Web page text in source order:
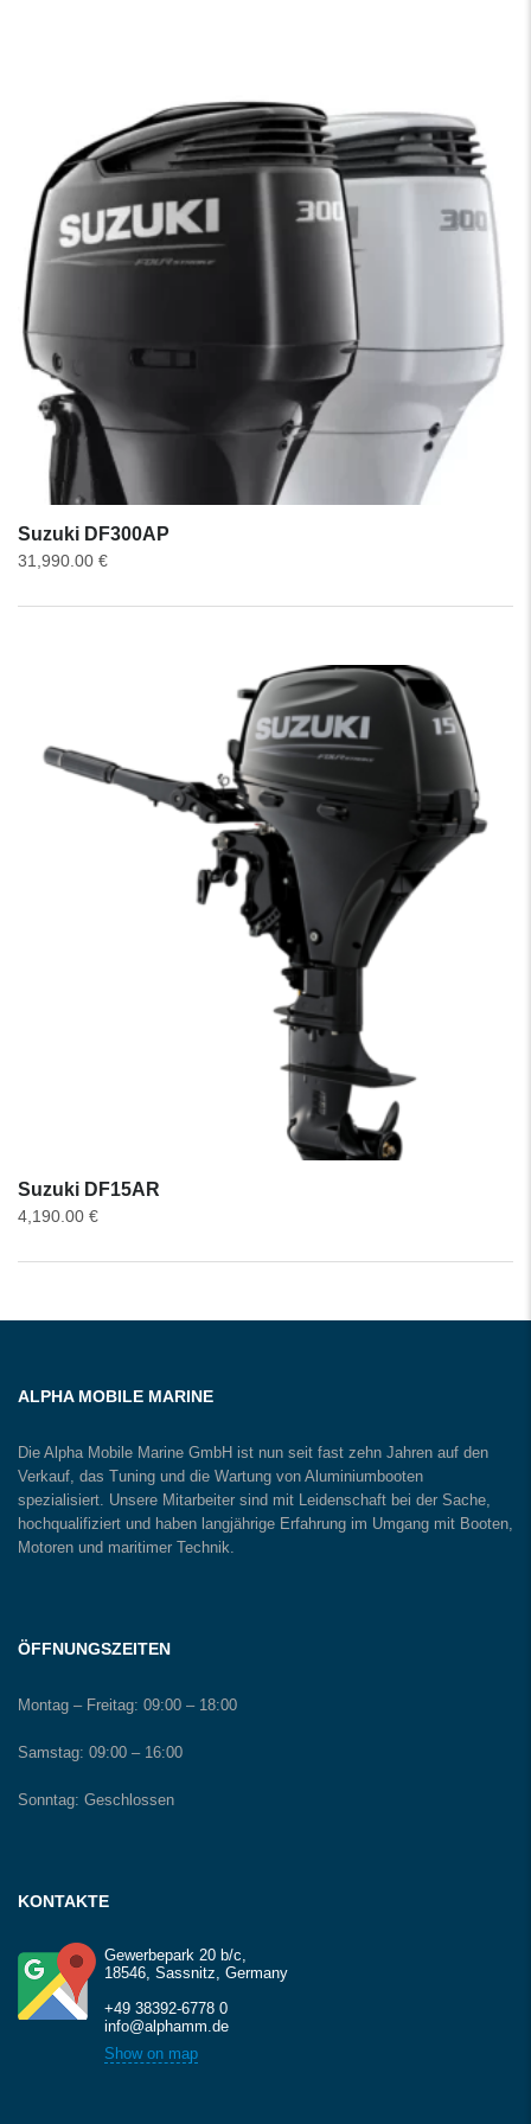
Suzuki DF300AP
31,990.00 €
Suzuki DF15AR
4,190.00 €
ALPHA MOBILE MARINE
Die Alpha Mobile Marine GmbH ist nun seit fast zehn Jahren auf den
Verkauf, das Tuning und die Wartung von Aluminiumbooten
spezialisiert. Unsere Mitarbeiter sind mit Leidenschaft bei der Sache,
hochqualifiziert und haben langjährige Erfahrung im Umgang mit Booten,
Motoren und maritimer Technik.
ÖFFNUNGSZEITEN
Montag – Freitag: 09:00 – 18:00
Samstag: 09:00 – 16:00
Sonntag: Geschlossen
KONTAKTE
Gewerbepark 20 b/c,
18546, Sassnitz, Germany
+49 38392-6778 0
info@alphamm.de
Show on map